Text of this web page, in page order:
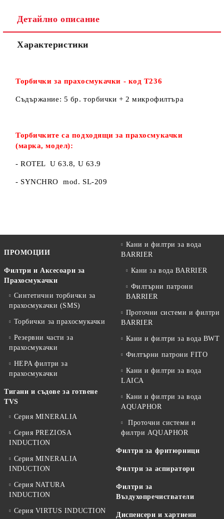
Ние ще се свържем с вас в рамките на работния ден.
Детайлно описание
Характеристики
Торбички за прахосмукачки - код Т236
Съдържание: 5 бр. торбички + 2 микрофилтъра
Торбичките са подходящи за прахосмукачки
(марка, модел):
- ROTEL U 63.8, U 63.9
- SYNCHRO mod. SL-209
ПРОМОЦИИ
Филтри и Аксесоари за
Прахосмукачки
Синтетични торбички за
прахосмукачки (SMS)
Торбички за прахосмукачки
Резервни части за
прахосмукачки
HEPA филтри за
прахосмукачки
Тигани и съдове за готвене
TVS
Серия MINERALIA
Серия PREZIOSA
INDUCTION
Серия MINERALIA
INDUCTION
Серия NATURA
INDUCTION
Серия VIRTUS INDUCTION
Кани и филтри за вода
BARRIER
Кани за вода BARRIER
Филтърни патрони
BARRIER
Проточни системи и филтри
BARRIER
Кани и филтри за вода BWT
Филтърни патрони FITO
Кани и филтри за вода
LAICA
Кани и филтри за вода
AQUAPHOR
Проточни системи и
филтри AQUAPHOR
Филтри за фритюрници
Филтри за аспиратори
Филтри за
Въздухопречистватели
Диспенсери и хартиени